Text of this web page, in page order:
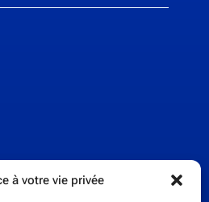
à votre vie privée